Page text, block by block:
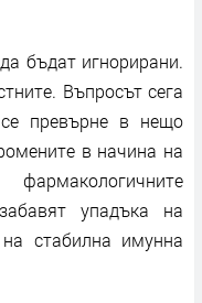
бъдат игнорирани.
Въпросът сега
превърне в нещо
в начина на
упадъка на
стабилна имунна